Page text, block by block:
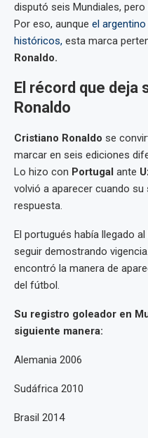
disputó seis Mundiales,
Por eso, aunque el
históricos, esta marca
Ronaldo.
El récord que deja
Ronaldo
Cristiano Ronaldo se
marcar en seis ediciones
Lo hizo con Portugal ante
volvió a aparecer cuando
respuesta.
El portugués había llegado al
seguir demostrando
encontró la manera de
del fútbol.
Su registro goleador en
siguiente manera:
Alemania 2006
Sudáfrica 2010
Brasil 2014